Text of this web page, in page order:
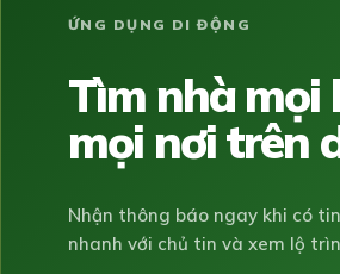
ỨNG DỤNG DI ĐỘNG
Tìm nhà mọi
mọi nơi trên
Nhận thông báo ngay khi có
nhanh với chủ tin và xem lộ